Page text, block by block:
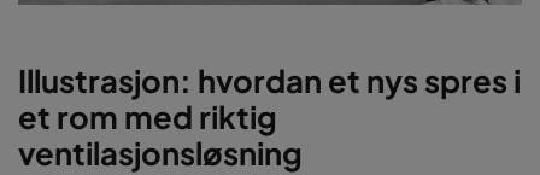
Illustrasjon: hvordan et nys spres i
et rom med riktig
ventilasjonsløsning